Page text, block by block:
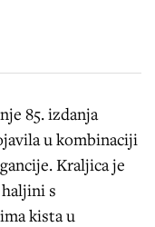
85. izdanja
u kombinaciji
Kraljica je
s
kista u